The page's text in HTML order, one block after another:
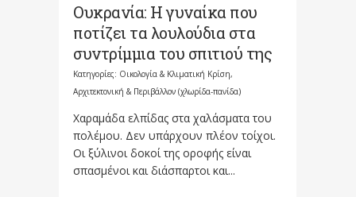
Ουκρανία: Η γυναίκα που
ποτίζει τα λουλούδια στα
συντρίμμια του σπιτιού της
Κατηγορίες: Οικολογία & Κλιματική Κρίση,
Αρχιτεκτονική & Περιβάλλον (χλωρίδα-πανίδα)
Χαραμάδα ελπίδας στα χαλάσματα του
πολέμου. Δεν υπάρχουν πλέον τοίχοι.
Οι ξύλινοι δοκοί της οροφής είναι
σπασμένοι και διάσπαρτοι και...